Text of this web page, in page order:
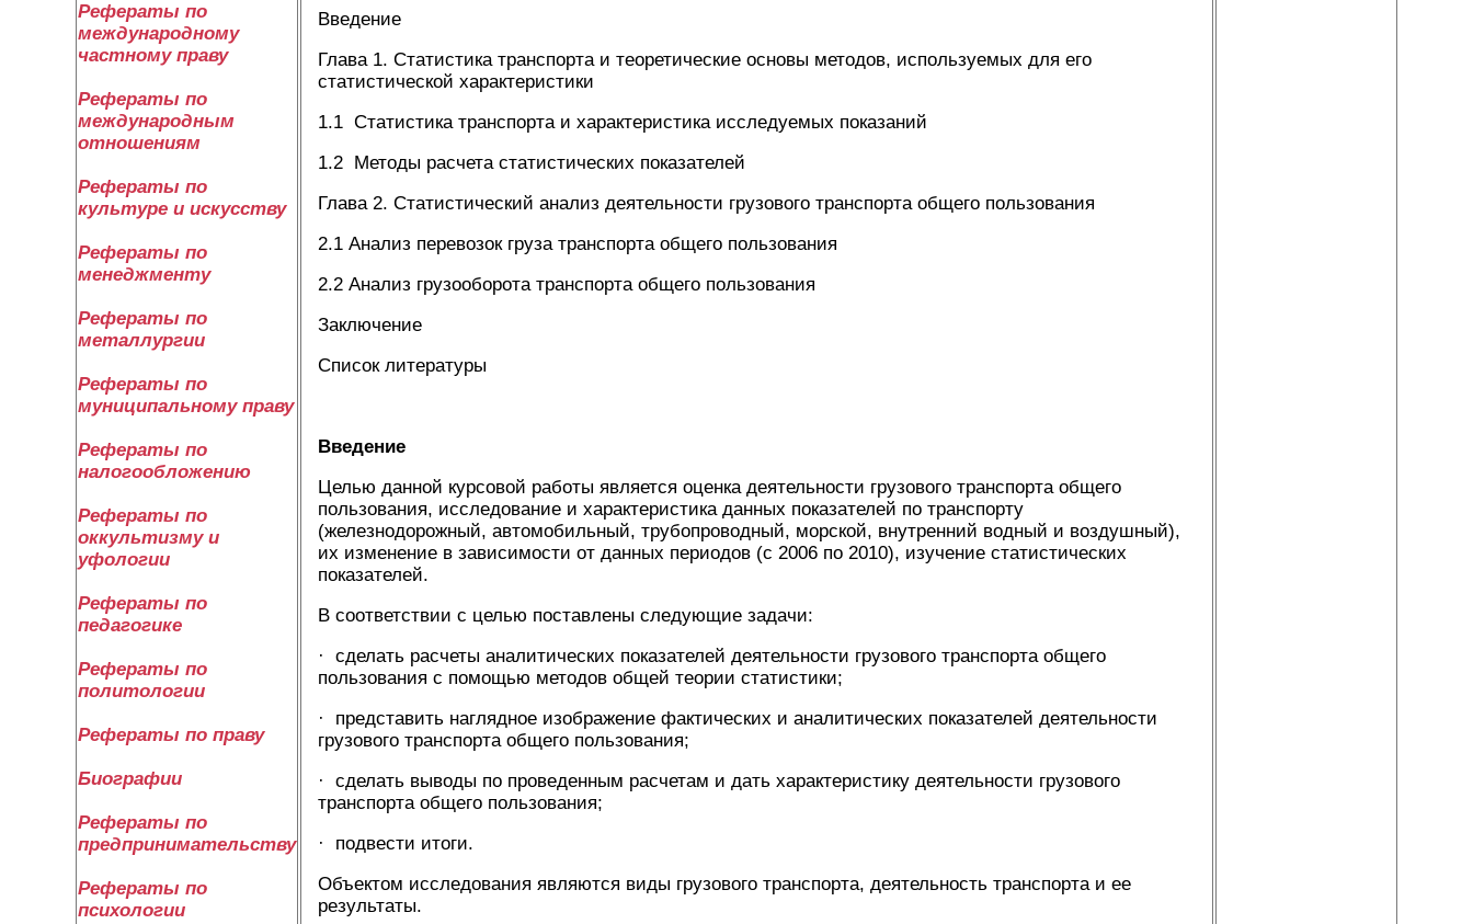
Рефераты по
международному
частному праву
Рефераты по
международным
отношениям
Рефераты по
культуре и искусству
Рефераты по
менеджменту
Рефераты по
металлургии
Рефераты по
муниципальному праву
Рефераты по
налогообложению
Рефераты по
оккультизму и
уфологии
Рефераты по
педагогике
Рефераты по
политологии
Рефераты по праву
Биографии
Рефераты по
предпринимательству
Рефераты по
психологии
Введение
Глава 1. Статистика транспорта и теоретические основы методов, используемых для его
статистической характеристики
1.1 Статистика транспорта и характеристика исследуемых показаний
1.2 Методы расчета статистических показателей
Глава 2. Статистический анализ деятельности грузового транспорта общего пользования
2.1 Анализ перевозок груза транспорта общего пользования
2.2 Анализ грузооборота транспорта общего пользования
Заключение
Список литературы
Введение
Целью данной курсовой работы является оценка деятельности грузового транспорта общего
пользования, исследование и характеристика данных показателей по транспорту
(железнодорожный, автомобильный, трубопроводный, морской, внутренний водный и воздушный),
их изменение в зависимости от данных периодов (с 2006 по 2010), изучение статистических
показателей.
В соответствии с целью поставлены следующие задачи:
· сделать расчеты аналитических показателей деятельности грузового транспорта общего
пользования с помощью методов общей теории статистики;
· представить наглядное изображение фактических и аналитических показателей деятельности
грузового транспорта общего пользования;
· сделать выводы по проведенным расчетам и дать характеристику деятельности грузового
транспорта общего пользования;
· подвести итоги.
Объектом исследования являются виды грузового транспорта, деятельность транспорта и ее
результаты.